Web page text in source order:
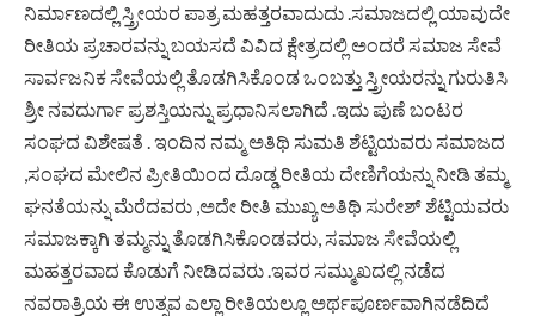
ನಿರ್ಮಾಣದಲ್ಲಿ ಸ್ತ್ರೀಯರ ಪಾತ್ರ ಮಹತ್ತರವಾದುದು .ಸಮಾಜದಲ್ಲಿ ಯಾವುದೇ
ರೀತಿಯ ಪ್ರಚಾರವನ್ನು ಬಯಸದೆ ವಿವಿದ ಕ್ಷೇತ್ರದಲ್ಲಿ ಅಂದರೆ ಸಮಾಜ ಸೇವೆ
ಸಾರ್ವಜನಿಕ ಸೇವೆಯಲ್ಲಿ ತೊಡಗಿಸಿಕೊಂಡ ಒಂಬತ್ತು ಸ್ತ್ರೀಯರನ್ನು ಗುರುತಿಸಿ
ಶ್ರೀ ನವದುರ್ಗಾ ಪ್ರಶಸ್ತಿಯನ್ನು ಪ್ರಧಾನಿಸಲಾಗಿದೆ .ಇದು ಪುಣೆ ಬಂಟರ
ಸಂಘದ ವಿಶೇಷತೆ . ಇಂದಿನ ನಮ್ಮ ಅತಿಥಿ ಸುಮತಿ ಶೆಟ್ಟಿಯವರು ಸಮಾಜದ
,ಸಂಘದ ಮೇಲಿನ ಪ್ರೀತಿಯಿಂದ ದೊಡ್ಡ ರೀತಿಯ ದೇಣಿಗೆಯನ್ನು ನೀಡಿ ತಮ್ಮ
ಘನತೆಯನ್ನು ಮೆರೆದವರು ,ಅದೇ ರೀತಿ ಮುಖ್ಯ ಅತಿಥಿ ಸುರೇಶ್ ಶೆಟ್ಟಿಯವರು
ಸಮಾಜಕ್ಕಾಗಿ ತಮ್ಮನ್ನು ತೊಡಗಿಸಿಕೊಂಡವರು, ಸಮಾಜ ಸೇವೆಯಲ್ಲಿ
ಮಹತ್ತರವಾದ ಕೊಡುಗೆ ನೀಡಿದವರು .ಇವರ ಸಮ್ಮುಖದಲ್ಲಿ ನಡೆದ
ನವರಾತ್ರಿಯ ಈ ಉತ್ಸವ ಎಲ್ಲಾ ರೀತಿಯಲ್ಲೂ ಅರ್ಥಪೂರ್ಣವಾಗಿನಡೆದಿದೆ